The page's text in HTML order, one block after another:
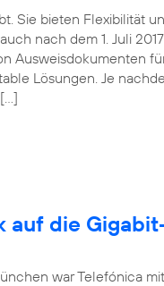
Sie bieten Flexibilität
nach dem 1. Juli
Ausweisdokumenten
Lösungen. Je
auf die
war Telefónica